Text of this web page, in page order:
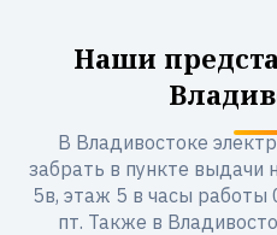
Наши
В Владивостоке
забрать в пункте выдачи
5в, этаж 5 в часы работы
пт. Также в